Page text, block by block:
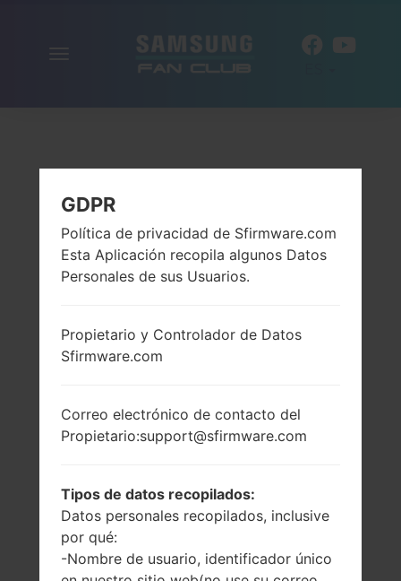
GDPR
Política de privacidad de Sfirmware.com
Esta Aplicación recopila algunos Datos
Personales de sus Usuarios.
Propietario y Controlador de Datos
Sfirmware.com
Correo electrónico de contacto del
Propietario:support@sfirmware.com
Tipos de datos recopilados:
Datos personales recopilados, inclusive
por qué:
-Nombre de usuario, identificador único